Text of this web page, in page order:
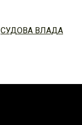
СУДОВА ВЛАДА